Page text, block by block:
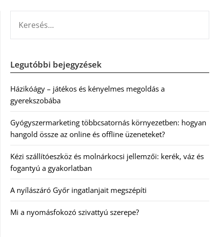
Legutóbbi bejegyzések
Házikóágy – játékos és kényelmes megoldás a
gyerekszobába
Gyógyszermarketing többcsatornás környezetben: hogyan
hangold össze az online és offline üzeneteket?
Kézi szállítóeszköz és molnárkocsi jellemzői: kerék, váz és
fogantyú a gyakorlatban
A nyílászáró Győr ingatlanjait megszépíti
Mi a nyomásfokozó szivattyú szerepe?